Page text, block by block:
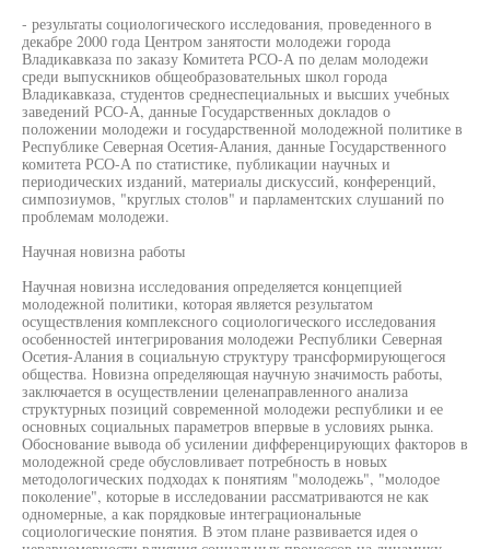
- результаты социологического исследования, проведенного в
декабре 2000 года Центром занятости молодежи города
Владикавказа по заказу Комитета РСО-А по делам молодежи
среди выпускников общеобразовательных школ города
Владикавказа, студентов среднеспециальных и высших учебных
заведений РСО-А, данные Государственных докладов о
положении молодежи и государственной молодежной политике в
Республике Северная Осетия-Алания, данные Государственного
комитета РСО-А по статистике, публикации научных и
периодических изданий, материалы дискуссий, конференций,
симпозиумов, "круглых столов" и парламентских слушаний по
проблемам молодежи.
Научная новизна работы
Научная новизна исследования определяется концепцией
молодежной политики, которая является результатом
осуществления комплексного социологического исследования
особенностей интегрирования молодежи Республики Северная
Осетия-Алания в социальную структуру трансформирующегося
общества. Новизна определяющая научную значимость работы,
заключается в осуществлении целенаправленного анализа
структурных позиций современной молодежи республики и ее
основных социальных параметров впервые в условиях рынка.
Обоснование вывода об усилении дифференцирующих факторов в
молодежной среде обусловливает потребность в новых
методологических подходах к понятиям "молодежь", "молодое
поколение", которые в исследовании рассматриваются не как
одномерные, а как порядковые интеграциональные
социологические понятия. В этом плане развивается идея о